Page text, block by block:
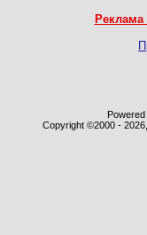
Copyright ©2000 -